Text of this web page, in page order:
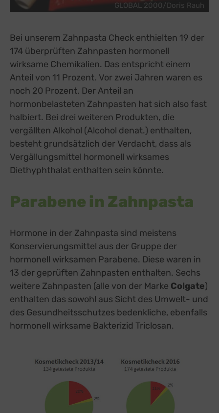
GLOBAL 2000/Doris Rauh
Bei unserem Zahnpasta Check enthielten 19 der
174 überprüften Zahnpasten hormonell
wirksame Chemikalien. Das entspricht einem
Anteil von 11 Prozent. Vor zwei Jahren waren es
noch 20 Prozent. Der Anteil an
hormonbelasteten Zahnpasten hat sich also fast
halbiert. Bei drei weiteren Produkten, die
vergällten Alkohol (Alcohol denat.) enthalten,
besteht grundsätzlich der Verdacht, dass als
Vergällungsmittel hormonell wirksames
Diethyphthalat enthalten sein könnte.
Parabene in Zahnpasta
Hormone in der Zahnpasta sind meistens
Konservierungsmittel aus der Gruppe der
hormonell wirksamen Parabene. Diese waren in
13 der geprüften Zahnpasten enthalten. Sechs
weitere Zahnpasten (alle von der Marke Colgate)
enthalten das sowohl aus Sicht des Umwelt- und
des Gesundheitsschutzes bedenkliche, ebenfalls
hormonell wirksame Bakterizid Triclosan.